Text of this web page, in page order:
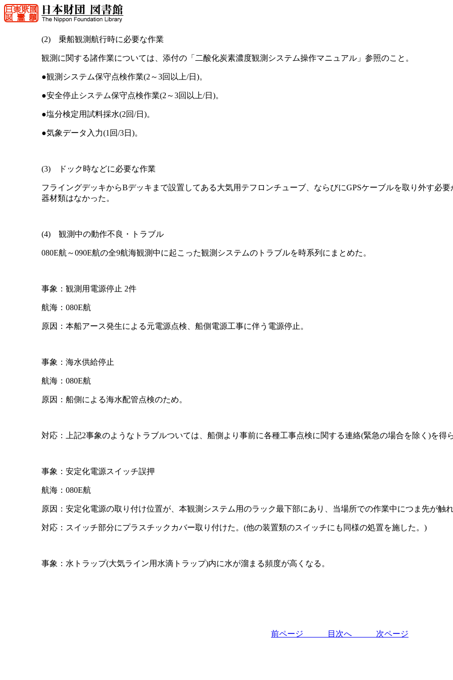
(2) 乗船観測航行時に必要な作業
観測に関する諸作業については、添付の「二酸化炭素濃度観測システム操作マニュアル」参照のこと。
●観測システム保守点検作業(2～3回以上/日)。
●安全停止システム保守点検作業(2～3回以上/日)。
●塩分検定用試料採水(2回/日)。
●気象データ入力(1回/3日)。
(3) ドック時などに必要な作業
フライングデッキからBデッキまで設置してある大気用テフロンチューブ、ならびにGPSケーブルを取り外す必
器材類はなかった。
(4) 観測中の動作不良・トラブル
080E航～090E航の全9航海観測中に起こった観測システムのトラブルを時系列にまとめた。
事象：観測用電源停止 2件
航海：080E航
原因：本船アース発生による元電源点検、船側電源工事に伴う電源停止。
事象：海水供給停止
航海：080E航
原因：船側による海水配管点検のため。
対応：上記2事象のようなトラブルついては、船側より事前に各種工事点検に関する連絡(緊急の場合を除く)を得
事象：安定化電源スイッチ誤押
航海：080E航
原因：安定化電源の取り付け位置が、本観測システム用のラック最下部にあり、当場所での作業中につま先が触
対応：スイッチ部分にプラスチックカバー取り付けた。(他の装置類のスイッチにも同様の処置を施した。)
事象：水トラップ(大気ライン用水滴トラップ)内に水が溜まる頻度が高くなる。
前ページ 目次へ 次ページ